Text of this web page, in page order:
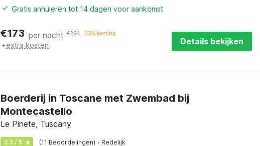
Gratis annuleren tot 14 dagen voor aankomst
€173 per nacht €264 33% korting
+extra kosten Details bekijken
Boerderij in Toscane met Zwembad bij
Montecastello
Le Pinete, Tuscany
3.3 / 5 (11 Beoordelingen) · Redelijk